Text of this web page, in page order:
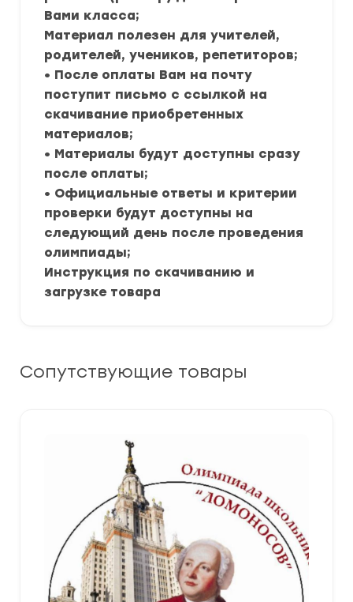
Вами класса;
Материал полезен для учителей,
родителей, учеников, репетиторов;
• После оплаты Вам на почту
поступит письмо с ссылкой на
скачивание приобретенных
материалов;
• Материалы будут доступны сразу
после оплаты;
• Официальные ответы и критерии
проверки будут доступны на
следующий день после проведения
олимпиады;
Инструкция по скачиванию и
загрузке товара
Сопутствующие товары